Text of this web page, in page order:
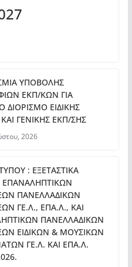
ΥΠΟΒΟΛΗΣ
ΕΚΠ/ΚΩΝ ΓΙΑ
ΕΙΔΙΚΗΣ
ΓΕΝΙΚΗΣ ΕΚΠ/ΣΗΣ
2026
: ΕΞΕΤΑΣΤΙΚΑ
ΕΠΑΝΑΛΗΠΤΙΚΩΝ
ΠΑΝΕΛΛΑΔΙΚΩΝ
ΓΕ.Λ., ΕΠΑ.Λ., ΚΑΙ
ΠΑΝΕΛΛΑΔΙΚΩΝ
ΕΙΔΙΚΩΝ & ΜΟΥΣΙΚΩΝ
ΓΕ.Λ. ΚΑΙ ΕΠΑ.Λ.